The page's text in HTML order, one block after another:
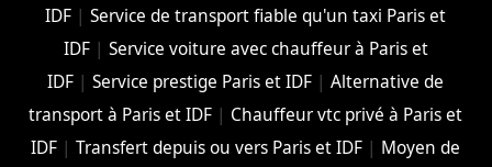
IDF |Service de transport fiable qu'un taxi Paris et
IDF| Service voiture avec chauffeur à Paris et
IDF |Service prestige Paris et IDF |Alternative de
transport à Paris et IDF | Chauffeur vtc privé à Paris et
IDF |Transfert depuis ou vers Paris et IDF | Moyen de